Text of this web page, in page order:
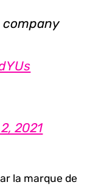
company
2021
la marque de